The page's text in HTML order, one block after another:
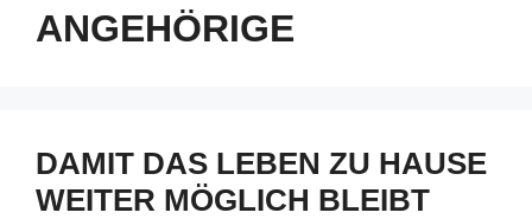
ANGEHÖRIGE
DAMIT DAS LEBEN ZU HAUSE
WEITER MÖGLICH BLEIBT